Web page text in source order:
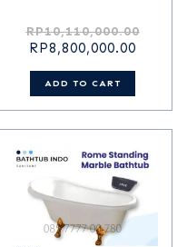
RP10,110,000.00
RP8,800,000.00
ADD TO CART